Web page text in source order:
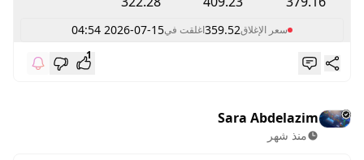
سعر الإغلاق359.52اغلقت في2026-07-15 04:54
1
Sara Abdelazim
منذ شهر